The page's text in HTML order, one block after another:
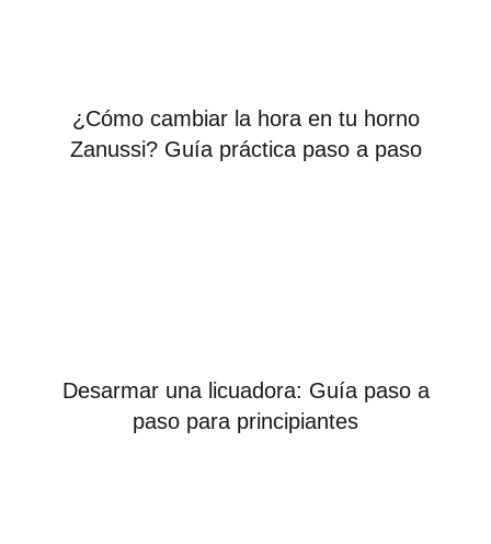
¿Cómo cambiar la hora en tu horno
Zanussi? Guía práctica paso a paso
Desarmar una licuadora: Guía paso a
paso para principiantes